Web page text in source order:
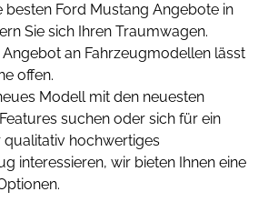
besten Ford Mustang Angebote in
Sie sich Ihren Traumwagen.
an Fahrzeugmodellen lässt
offen.
Modell mit den neuesten
suchen oder sich für ein
qualitativ hochwertiges
interessieren, wir bieten Ihnen eine